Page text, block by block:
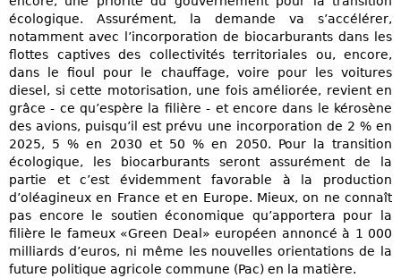
écologique. Assurément, la demande va s’accélérer,
notamment avec l’incorporation de biocarburants dans les
flottes captives des collectivités territoriales ou, encore,
dans le fioul pour le chauffage, voire pour les voitures
diesel, si cette motorisation, une fois améliorée, revient en
grâce - ce qu’espère la filière - et encore dans le kérosène
des avions, puisqu’il est prévu une incorporation de 2 % en
2025, 5 % en 2030 et 50 % en 2050. Pour la transition
écologique, les biocarburants seront assurément de la
partie et c’est évidemment favorable à la production
d’oléagineux en France et en Europe. Mieux, on ne connaît
pas encore le soutien économique qu’apportera pour la
filière le fameux «Green Deal» européen annoncé à 1 000
milliards d’euros, ni même les nouvelles orientations de la
future politique agricole commune (Pac) en la matière.